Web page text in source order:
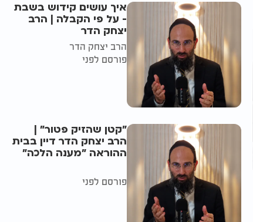
איך עושים קידוש בשבת
- על פי הקבלה | הרב
יצחק הדר
הרב יצחק הדר
פורסם לפני
"קטן שהזיק פטור" |
הרב יצחק הדר דיין בבית
ההוראה "מענה הלכה"
פורסם לפני